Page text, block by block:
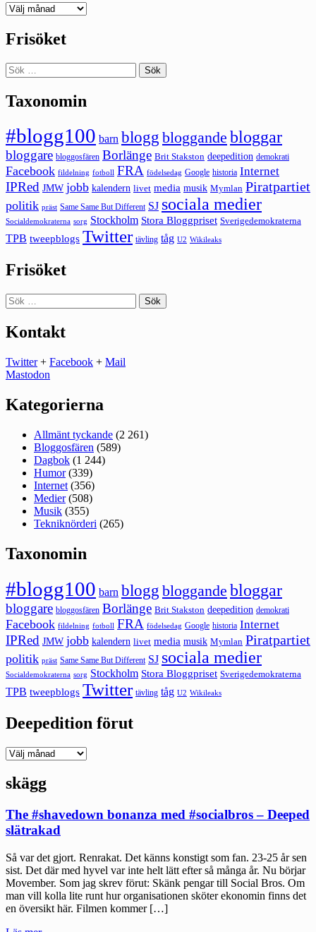
Deepedition
Frisöket
Sök
efter:
Taxonomin
#blogg100 barn blogg bloggande bloggar
bloggare bloggosfären Borlänge Brit Stakston deepedition demokrati
Facebook fildelning fotboll FRA födelsedag Google historia Internet
IPRed JMW jobb kalendern livet media musik Mymlan Piratpartiet
politik präst Same Same But Different SJ sociala medier
Socialdemokraterna sorg Stockholm Stora Bloggpriset Sverigedemokraterna
TPB tweepblogs Twitter tävling tåg U2 Wikileaks
Frisöket
Sök
efter:
Kontakt
Twitter+ Facebook + Mail
Mastodon
Kategorierna
Allmänt tyckande (2 261)
Bloggosfären (589)
Dagbok (1 244)
Humor(339)
Internet (356)
Medier(508)
Musik (355)
Tekniknörderi (265)
Taxonomin
#blogg100 barn blogg bloggande bloggar
bloggare bloggosfären Borlänge Brit Stakston deepedition demokrati
Facebook fildelning fotboll FRA födelsedag Google historia Internet
IPRed JMW jobb kalendern livet media musik Mymlan Piratpartiet
politik präst Same Same But Different SJ sociala medier
Socialdemokraterna sorg Stockholm Stora Bloggpriset Sverigedemokraterna
TPB tweepblogs Twitter tävling tåg U2 Wikileaks
Deepedition förut
Deepedition
skägg
The #shavedown bonanza med #socialbros – Deeped
slätrakad
Så var det gjort. Renrakat. Det känns konstigt som fan. 23-25 år sen
sist. Det där med hyvel var inte helt lätt efter så många år. Nu börjar
Movember. Som jag skrev förut: Skänk pengar till Social Bros. Om
man vill kolla lite runt hur organisationen sköter ekonomin finns det
en översikt här. Filmen kommer […]